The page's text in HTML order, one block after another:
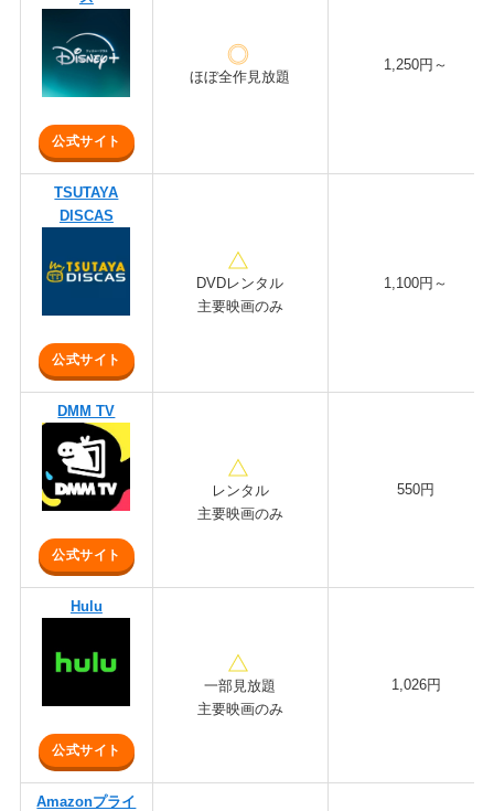
公式サイト
ほぼ全作見放題
1,250円～
TSUTAYA
DISCAS
公式サイト
DVDレンタル
主要映画のみ
1,100円～
DMM TV
公式サイト
レンタル
主要映画のみ
550円
Hulu
公式サイト
一部見放題
主要映画のみ
1,026円
Amazonプライ